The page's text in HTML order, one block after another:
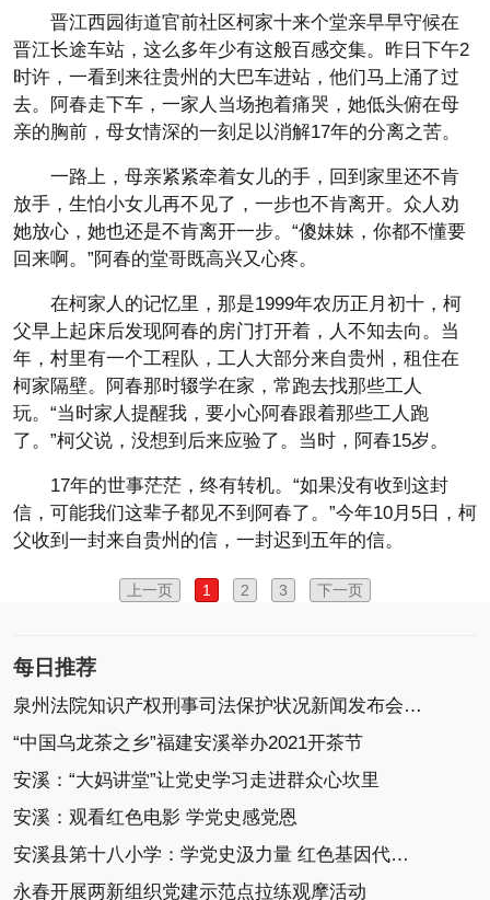
晋江西园街道官前社区柯家十来个堂亲早早守候在
晋江长途车站，这么多年少有这般百感交集。昨日下午2
时许，一看到来往贵州的大巴车进站，他们马上涌了过
去。阿春走下车，一家人当场抱着痛哭，她低头俯在母
亲的胸前，母女情深的一刻足以消解17年的分离之苦。
一路上，母亲紧紧牵着女儿的手，回到家里还不肯
放手，生怕小女儿再不见了，一步也不肯离开。众人劝
她放心，她也还是不肯离开一步。“傻妹妹，你都不懂要
回来啊。”阿春的堂哥既高兴又心疼。
在柯家人的记忆里，那是1999年农历正月初十，柯
父早上起床后发现阿春的房门打开着，人不知去向。当
年，村里有一个工程队，工人大部分来自贵州，租住在
柯家隔壁。阿春那时辍学在家，常跑去找那些工人
玩。“当时家人提醒我，要小心阿春跟着那些工人跑
了。”柯父说，没想到后来应验了。当时，阿春15岁。
17年的世事茫茫，终有转机。“如果没有收到这封
信，可能我们这辈子都见不到阿春了。”今年10月5日，柯
父收到一封来自贵州的信，一封迟到五年的信。
上一页 1 2 3 下一页
每日推荐
泉州法院知识产权刑事司法保护状况新闻发布会召开
“中国乌龙茶之乡”福建安溪举办2021开茶节
安溪：“大妈讲堂”让党史学习走进群众心坎里
安溪：观看红色电影 学党史感党恩
安溪县第十八小学：学党史汲力量 红色基因代代传
永春开展两新组织党建示范点拉练观摩活动